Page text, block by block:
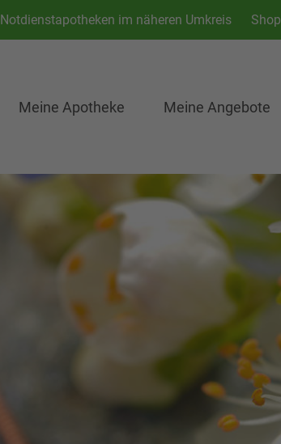
Notdienstapotheken im näheren Umkreis Shop
Meine Apotheke Meine Angebote